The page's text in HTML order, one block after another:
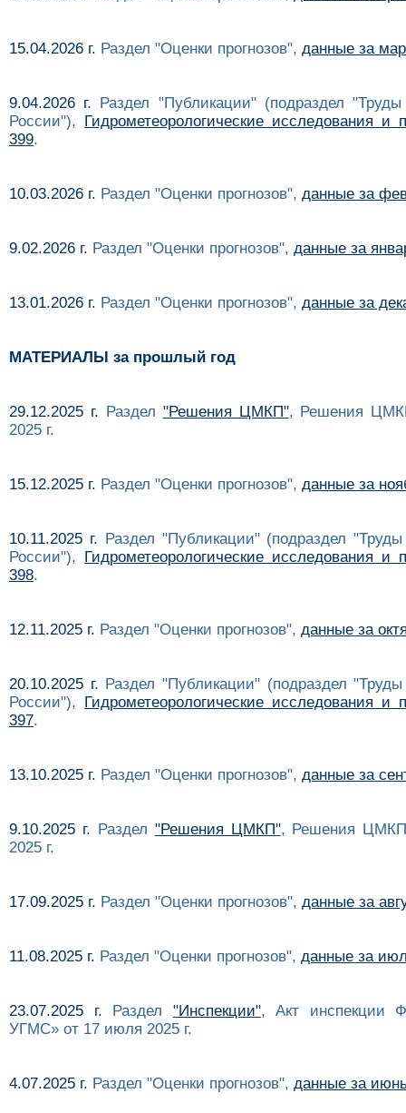
15.04.2026 г. Раздел "Оценки прогнозов", данные за
9.04.2026 г. Раздел "Публикации" (подраздел "Труды
России"), Гидрометеорологические исследования и
399.
10.03.2026 г. Раздел "Оценки прогнозов", данные за
9.02.2026 г. Раздел "Оценки прогнозов", данные за
13.01.2026 г. Раздел "Оценки прогнозов", данные за
МАТЕРИАЛЫ за прошлый год
29.12.2025 г. Раздел "Решения ЦМКП", Решения
2025 г.
15.12.2025 г. Раздел "Оценки прогнозов", данные за
10.11.2025 г. Раздел "Публикации" (подраздел "Труды
России"), Гидрометеорологические исследования и
398.
12.11.2025 г. Раздел "Оценки прогнозов", данные за
20.10.2025 г. Раздел "Публикации" (подраздел "Труды
России"), Гидрометеорологические исследования и
397.
13.10.2025 г. Раздел "Оценки прогнозов", данные за
9.10.2025 г. Раздел "Решения ЦМКП", Решения ЦМКП
2025 г.
17.09.2025 г. Раздел "Оценки прогнозов", данные за
11.08.2025 г. Раздел "Оценки прогнозов", данные за
23.07.2025 г. Раздел "Инспекции", Акт инспекции
УГМС» от 17 июля 2025 г.
4.07.2025 г. Раздел "Оценки прогнозов", данные за